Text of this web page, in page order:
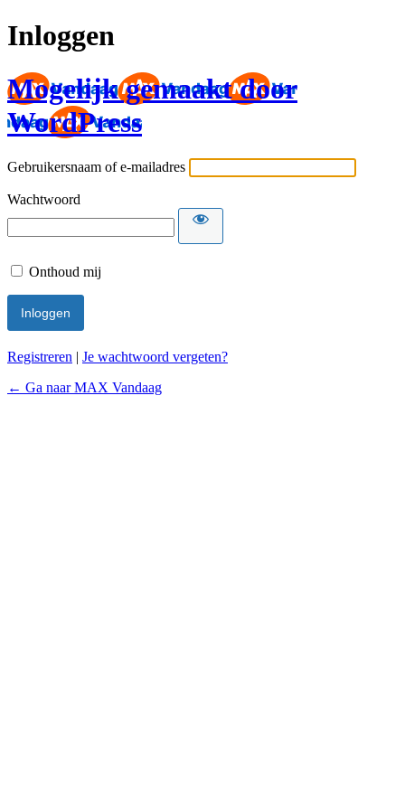
Inloggen
Mogelijk gemaakt door
WordPress
Gebruikersnaam of e-mailadres
Wachtwoord
Onthoud mij
Registreren | Je wachtwoord vergeten?
← Ga naar MAX Vandaag